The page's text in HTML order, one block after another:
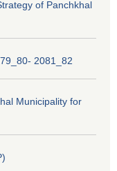
of Panchkhal
2081_82
Municipality for